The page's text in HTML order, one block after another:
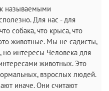
называемыми
Для нас - для
собака, что крыса, что
животные. Мы не садисты,
но интересы Человека для
животных. Это
взрослых людей.
иначе. Они считают